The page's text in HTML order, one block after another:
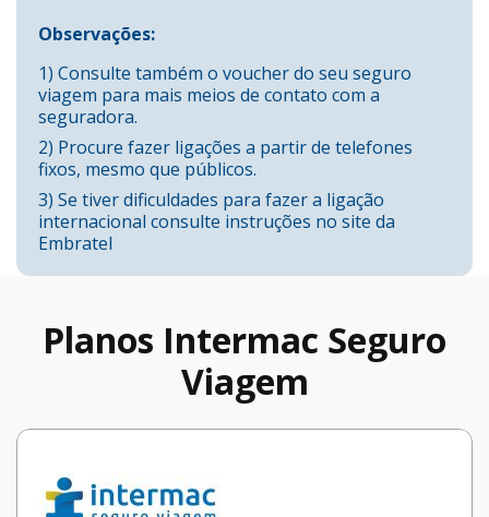
Observações:
1) Consulte também o voucher do seu seguro
viagem para mais meios de contato com a
seguradora.
2) Procure fazer ligações a partir de telefones
fixos, mesmo que públicos.
3) Se tiver dificuldades para fazer a ligação
internacional consulte instruções no site da
Embratel
Planos Intermac Seguro
Viagem